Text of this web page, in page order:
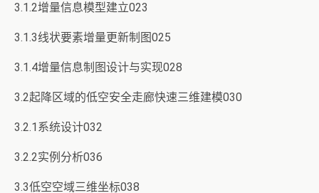
3.1.2增量信息模型建立023
3.1.3线状要素增量更新制图025
3.1.4增量信息制图设计与实现028
3.2起降区域的低空安全走廊快速三维建模030
3.2.1系统设计032
3.2.2实例分析036
3.3低空空域三维坐标038